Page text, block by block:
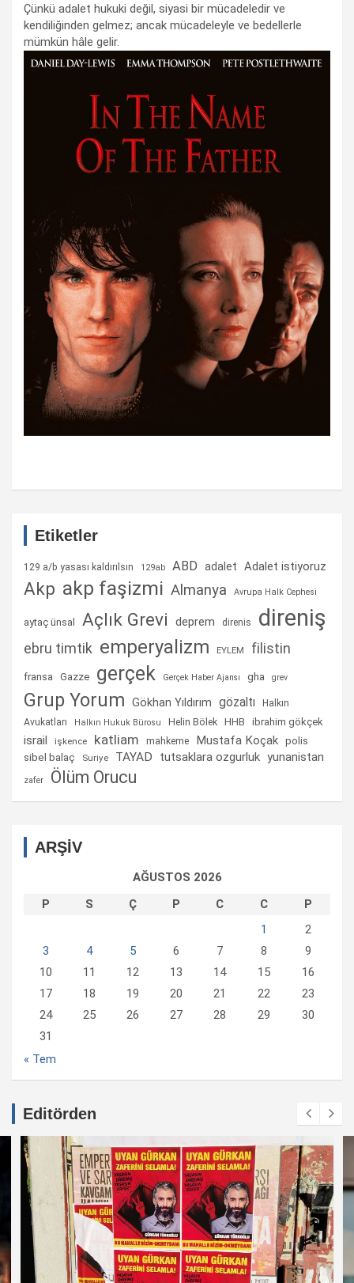
Çünkü adalet hukuki değil, siyasi bir mücadeledir ve
kendiliğinden gelmez; ancak mücadeleyle ve bedellerle
mümkün hâle gelir.
Etiketler
129 a/b yasası kaldırılsın 129ab ABD adalet Adalet istiyoruz
Akp akp faşizmi Almanya Avrupa Halk Cephesi
aytaç ünsal Açlık Grevi deprem direnis direniş
ebru timtik emperyalizm EYLEM filistin
fransa Gazze gerçek Gerçek Haber Ajansı gha grev
Grup Yorum Gökhan Yıldırım gözaltı
Halkın
Avukatları
Halkın Hukuk Bürosu Helin Bölek HHB ibrahim gökçek
israil işkence katliam mahkeme Mustafa Koçak polis
sibel balaç Suriye TAYAD tutsaklara ozgurluk yunanistan
zafer Ölüm Orucu
ARŞİV
AĞUSTOS 2026
P
S Ç P C C
P
1
2
3
4 5 6 7 8
9
10
11 12 13 14 15
16
17
18 19 20 21 22
23
24
25 26 27 28 29
30
31
« Tem
Editörden